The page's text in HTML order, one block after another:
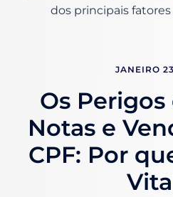
dos principais fatores
JANEIRO
Os
Notas e
CPF: Por